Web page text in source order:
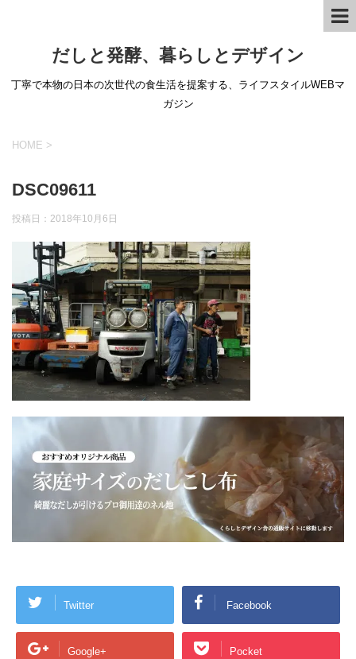
だしと発酵、暮らしとデザイン
丁寧で本物の日本の次世代の食生活を提案する、ライフスタイルWEBマ
ガジン
HOME >
DSC09611
投稿日： 2018年10月6日
Twitter Facebook
Google+ Pocket